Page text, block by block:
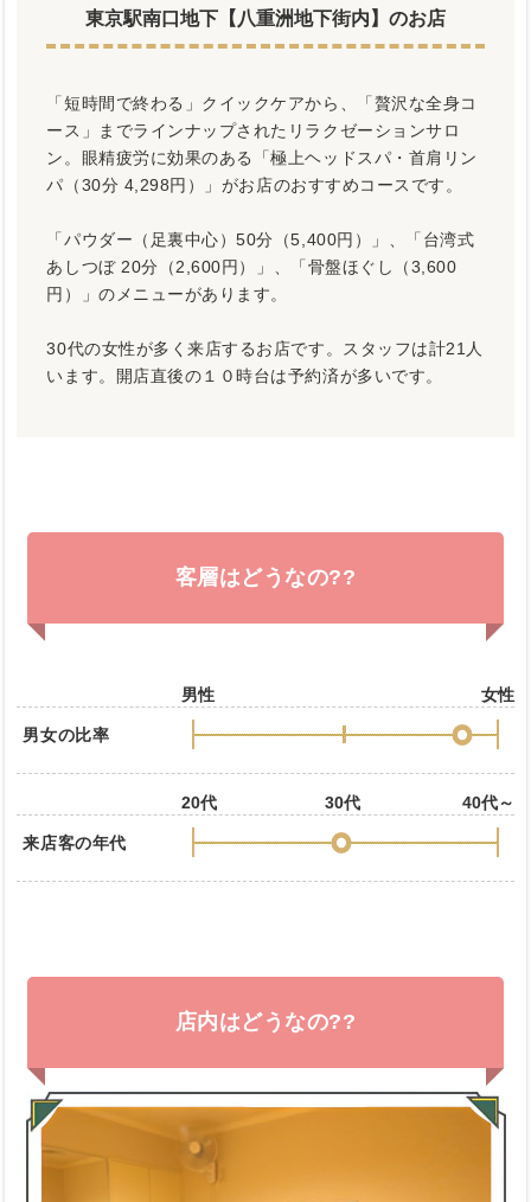
東京駅南口地下【八重洲地下街内】のお店
「短時間で終わる」クイックケアから、「贅沢な全身コ
ース」までラインナップされたリラクゼーションサロ
ン。眼精疲労に効果のある「極上ヘッドスパ・首肩リン
パ（30分 4,298円）」がお店のおすすめコースです。
「パウダー（足裏中心）50分（5,400円）」、「台湾式
あしつぼ 20分（2,600円）」、「骨盤ほぐし（3,600
円）」のメニューがあります。
30代の女性が多く来店するお店です。スタッフは計21人
います。開店直後の１０時台は予約済が多いです。
客層はどうなの??
男性 女性
男女の比率
20代 30代 40代～
来店客の年代
店内はどうなの??